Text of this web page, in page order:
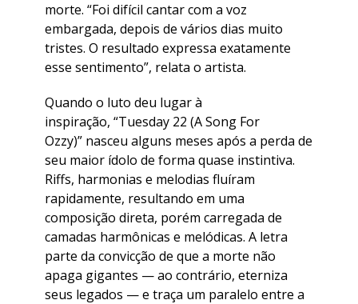
morte. “Foi difícil cantar com a voz
embargada, depois de vários dias muito
tristes. O resultado expressa exatamente
esse sentimento”, relata o artista.
​Quando o luto deu lugar à
inspiração, “Tuesday 22 (A Song For
Ozzy)” nasceu alguns meses após a perda de
seu maior ídolo de forma quase instintiva.
Riffs, harmonias e melodias fluíram
rapidamente, resultando em uma
composição direta, porém carregada de
camadas harmônicas e melódicas. A letra
parte da convicção de que a morte não
apaga gigantes — ao contrário, eterniza
seus legados — e traça um paralelo entre a